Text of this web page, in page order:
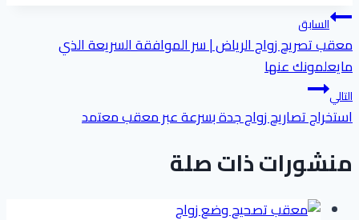
تصفّح
المقالات
السابق
معقب تصريح زواج الرياض | سر الموافقة السريعة الذي
مايعلمونك عنها
التالي
استخراج تصاريح زواج جدة بسرعة عبر معقب معتمد
منشورات ذات صلة